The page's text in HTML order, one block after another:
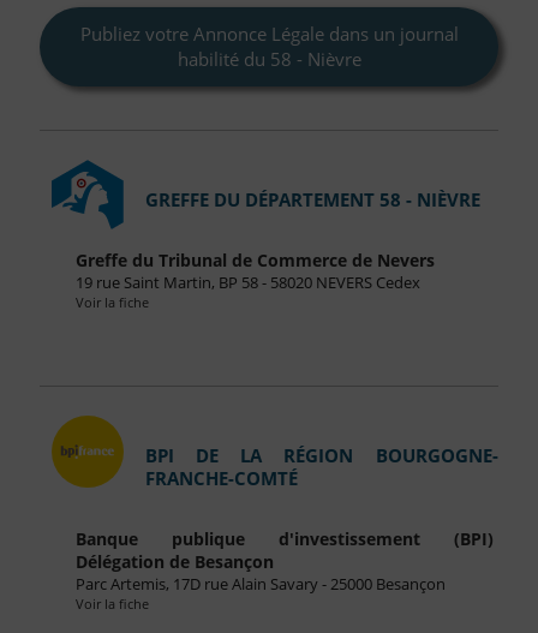
Publiez votre Annonce Légale dans un journal
habilité du 58 - Nièvre
GREFFE DU DÉPARTEMENT 58 - NIÈVRE
Greffe du Tribunal de Commerce de Nevers
19 rue Saint Martin, BP 58 - 58020 NEVERS Cedex
Voir la fiche
BPI DE LA RÉGION BOURGOGNE-
FRANCHE-COMTÉ
Banque publique d'investissement (BPI)
Délégation de Besançon
Parc Artemis, 17D rue Alain Savary - 25000 Besançon
Voir la fiche